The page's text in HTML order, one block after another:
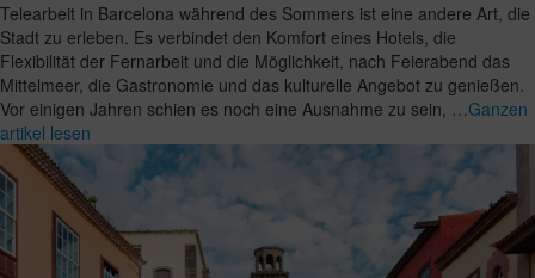
Telearbeit in Barcelona während des Sommers ist eine andere Art, die
Stadt zu erleben. Es verbindet den Komfort eines Hotels, die
Flexibilität der Fernarbeit und die Möglichkeit, nach Feierabend das
Mittelmeer, die Gastronomie und das kulturelle Angebot zu genießen.
Vor einigen Jahren schien es noch eine Ausnahme zu sein, …Ganzen
artikel lesen